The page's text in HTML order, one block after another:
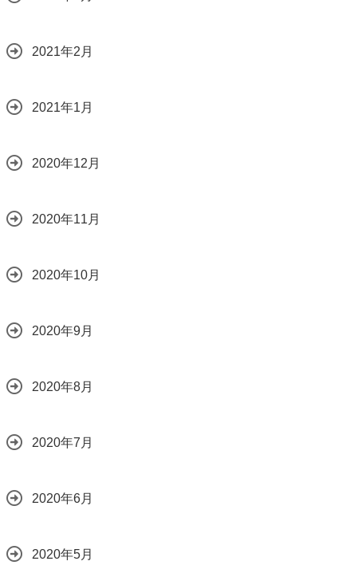
2021年2月
2021年1月
2020年12月
2020年11月
2020年10月
2020年9月
2020年8月
2020年7月
2020年6月
2020年5月